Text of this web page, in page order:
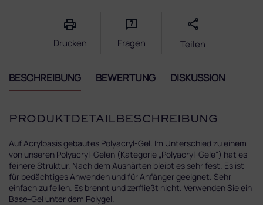
Drucken Fragen Teilen
BESCHREIBUNG BEWERTUNG DISKUSSION
PRODUKTDETAILBESCHREIBUNG
Auf Acrylbasis gebautes Polyacryl-Gel. Im Unterschied zu einem
von unseren Polyacryl-Gelen (Kategorie „Polyacryl-Gele“) hat es
feinere Struktur. Nach dem Aushärten bleibt es sehr fest. Es ist
für bedächtiges Anwenden und für Anfänger geeignet. Sehr
einfach zu feilen. Es brennt und zerfließt nicht. Verwenden Sie ein
Base-Gel unter dem Polygel.